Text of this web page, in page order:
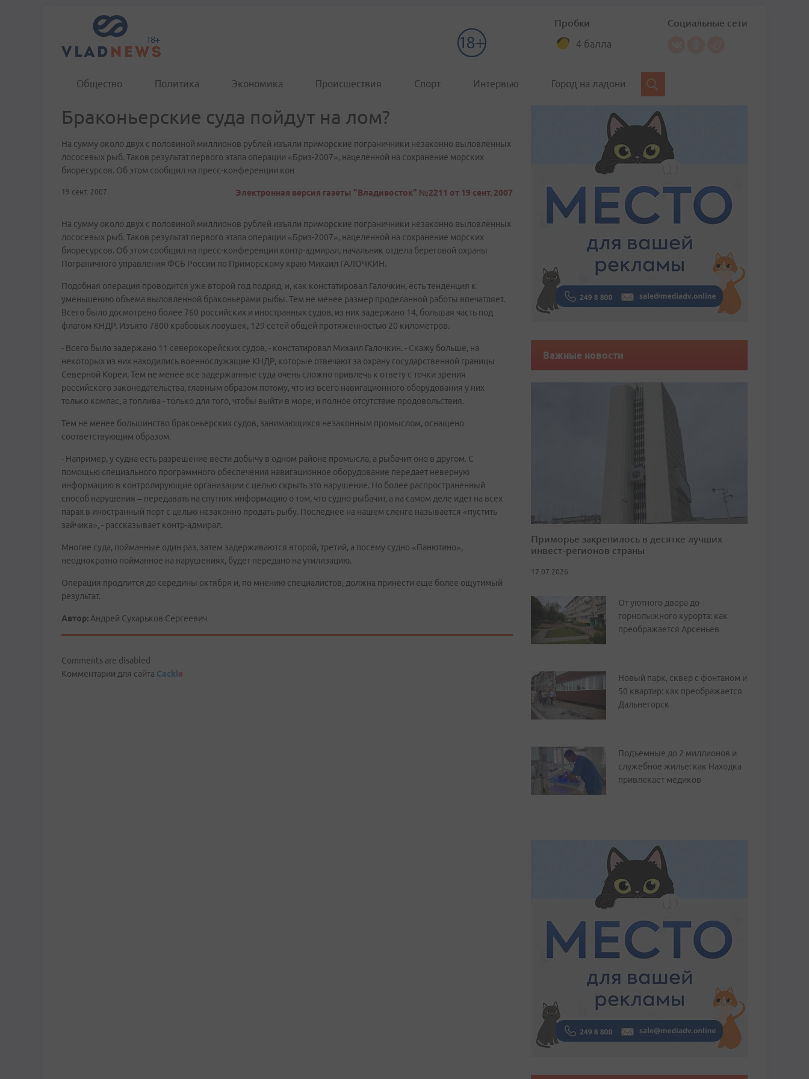
Пробки
4 балла
Социальные сети
Общество Политика Экономика Происшествия Спорт Интервью Город на ладони
Браконьерские суда пойдут на лом?
На сумму около двух с половиной миллионов рублей изъяли приморские пограничники незаконно выловленных
лососевых рыб. Таков результат первого этапа операции «Бриз-2007», нацеленной на сохранение морских
биоресурсов. Об этом сообщил на пресс-конференции кон
19 сент. 2007 Электронная версия газеты "Владивосток" №2211 от 19 сент. 2007
На сумму около двух с половиной миллионов рублей изъяли приморские пограничники незаконно выловленных
лососевых рыб. Таков результат первого этапа операции «Бриз-2007», нацеленной на сохранение морских
биоресурсов. Об этом сообщил на пресс-конференции контр-адмирал, начальник отдела береговой охраны
Пограничного управления ФСБ России по Приморскому краю Михаил ГАЛОЧКИН.
Подобная операция проводится уже второй год подряд, и, как констатировал Галочкин, есть тенденция к
уменьшению объема выловленной браконьерами рыбы. Тем не менее размер проделанной работы впечатляет.
Всего было досмотрено более 760 российских и иностранных судов, из них задержано 14, большая часть под
флагом КНДР. Изъято 7800 крабовых ловушек, 129 сетей общей протяженностью 20 километров.
- Всего было задержано 11 северокорейских судов, - констатировал Михаил Галочкин. - Скажу больше, на
некоторых из них находились военнослужащие КНДР, которые отвечают за охрану государственной границы
Северной Кореи. Тем не менее все задержанные суда очень сложно привлечь к ответу с точки зрения
российского законодательства, главным образом потому, что из всего навигационного оборудования у них
только компас, а топлива - только для того, чтобы выйти в море, и полное отсутствие продовольствия.
Тем не менее большинство браконьерских судов, занимающихся незаконным промыслом, оснащено
соответствующим образом.
- Например, у судна есть разрешение вести добычу в одном районе промысла, а рыбачит оно в другом. С
помощью специального программного обеспечения навигационное оборудование передает неверную
информацию в контролирующие организации с целью скрыть это нарушение. Но более распространенный
способ нарушения – передавать на спутник информацию о том, что судно рыбачит, а на самом деле идет на всех
парах в иностранный порт с целью незаконно продать рыбу. Последнее на нашем сленге называется «пустить
зайчика», - рассказывает контр-адмирал.
Многие суда, пойманные один раз, затем задерживаются второй, третий, а посему судно «Панютино»,
неоднократно пойманное на нарушениях, будет передано на утилизацию.
Операция продлится до середины октября и, по мнению специалистов, должна принести еще более ощутимый
результат.
Автор: Андрей Сухарьков Сергеевич
Comments are disabled
Комментарии для сайта Cackle
Важные новости
Приморье закрепилось в десятке лучших
инвест-регионов страны
17.07.2026
От уютного двора до
горнолыжного курорта: как
преображается Арсеньев
Новый парк, сквер с фонтаном и
50 квартир: как преображается
Дальнегорск
Подъемные до 2 миллионов и
служебное жилье: как Находка
привлекает медиков